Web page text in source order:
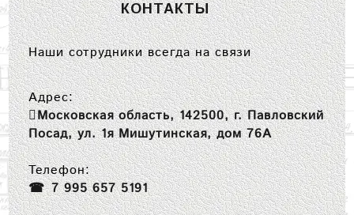
КОНТАКТЫ
Наши сотрудники всегда на связи
Адрес:
Московская область, 142500, г. Павловский
Посад, ул. 1я Мишутинская, дом 76А
Телефон:
7 995 657 5191